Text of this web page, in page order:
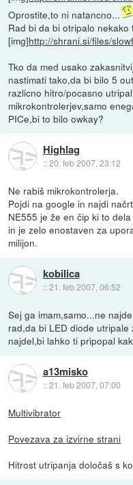
Oprostite,to ni natancno...
Rad bi da bi otripalo nekako
[img]http://shrani.si/files/
Tko da med usako
nastimati tako,da bi bilo 5
razlicno hitro/pocasno
mikrokontrolerjev,samo
PICe,bi to bilo owkay?
Highlag
::20. feb 2007, 23:12
Ne rabiš mikrokontrolerja.
Pojdi na google in najdi
NE555 je že en čip ki to
in je zelo enostaven za
milijon.
kobilica
::21. feb 2007, 06:52
Sej ga imam,samo...ne
rad,da bi LED diode
najdel,bi lahko ti pripopal
a13misko
::21. feb 2007, 07:00
Multivibrator
Povezava za izvirne strani
Hitrost utripanja določaš s